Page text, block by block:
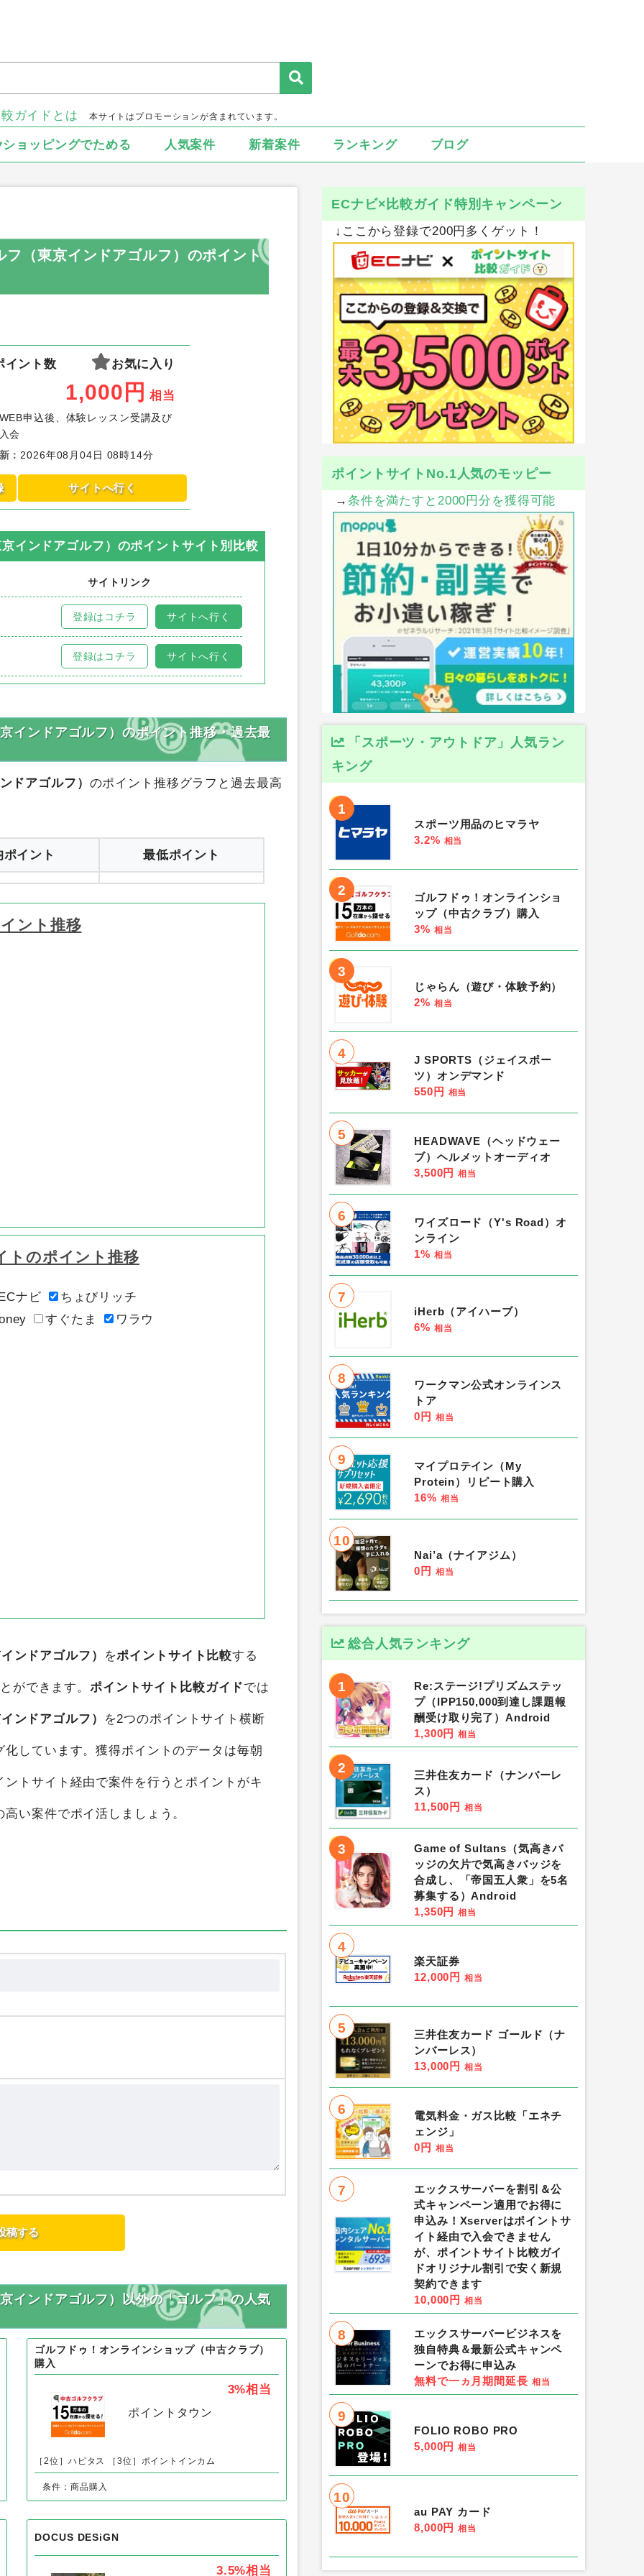
ガイドとは 本サイトはプロモーションが含まれています。
ショッピングでためる 人気案件 新着案件 ランキング ブログ
（東京インドアゴルフ）のポイント
イント数 お気に入り
1,000 円 相当
申込後、体験レッスン受講及び
会
： 2026年08月04日 08時14分
サイトへ行く
インドアゴルフ） のポイントサイト別比較
サイトリンク
登録はコチラ サイトへ行く
登録はコチラ サイトへ行く
ドアゴルフ） のポイント推移グラフと過去最高
ポイント
トのポイント推移
ンドアゴルフ） をポイントサイト比較 する
ができます。 ポイントサイト比較ガイドでは
ンドアゴルフ）を2つのポイントサイト横断
しています。獲得ポイントのデータは毎朝
インドアゴルフ）以外の「ゴルフ」の人気
ゴルフドゥ！オンラインショップ（中古クラブ）
購入
［2位］ハピタス ［3位］ポイントインカム
条件：商品購入
ECナビ×比較ガイド特別キャンペーン
↓ここから登録で200円多くゲット！
ポイントサイトNo.1人気のモッピー
→ 条件を満たすと2000円分を獲得可能
「スポーツ・アウトドア」人気ラン
キング
1
スポーツ用品のヒマラヤ
3.2% 相当
2
ゴルフドゥ！オンラインショ
ップ（中古クラブ）購入
3% 相当
3
じゃらん（遊び・体験予約）
2% 相当
4
J SPORTS（ジェイスポー
ツ）オンデマンド
550円 相当
5
HEADWAVE（ヘッドウェー
ブ）ヘルメットオーディオ
3,500円 相当
6
ワイズロード（Y's Road）オ
ンライン
1% 相当
7
iHerb（アイハーブ）
6% 相当
8
ワークマン公式オンラインス
トア
0円 相当
9
マイプロテイン（My
Protein）リピート購入
16% 相当
10
Nai’a（ナイアジム）
0円 相当
総合人気ランキング
1
Re:ステージ!プリズムステッ
プ（IPP150,000到達し課題報
酬受け取り完了）Android
1,300円 相当
2
三井住友カード（ナンバーレ
ス）
11,500円 相当
3
Game of Sultans（気高きバ
ッジの欠片で気高きバッジを
合成し、「帝国五人衆」を5名
募集する）Android
1,350円 相当
4
楽天証券
12,000円 相当
5
三井住友カード ゴールド（ナ
ンバーレス）
13,000円 相当
6
電気料金・ガス比較「エネチ
ェンジ」
0円 相当
7
エックスサーバーを割引＆公
式キャンペーン適用でお得に
申込み！Xserverはポイントサ
イト経由で入会できません
が、ポイントサイト比較ガイ
ドオリジナル割引で安く新規
契約できます
10,000円 相当
8
エックスサーバービジネスを
独自特典＆最新公式キャンペ
ーンでお得に申込み
無料で一ヵ月期間延長 相当
9
FOLIO ROBO PRO
5,000円 相当
10
au PAY カード
8,000円 相当